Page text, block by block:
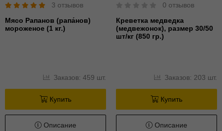
3 отзывов
Мясо Рапанов (рапа́нов)
мороженое (1 кг.)
Заказов: 459 шт.
Купить
Описание
0 отзывов
Креветка медведка
(медвежонок), размер 30/50
шт/кг (850 гр.)
Заказов: 203 шт.
Купить
Описание